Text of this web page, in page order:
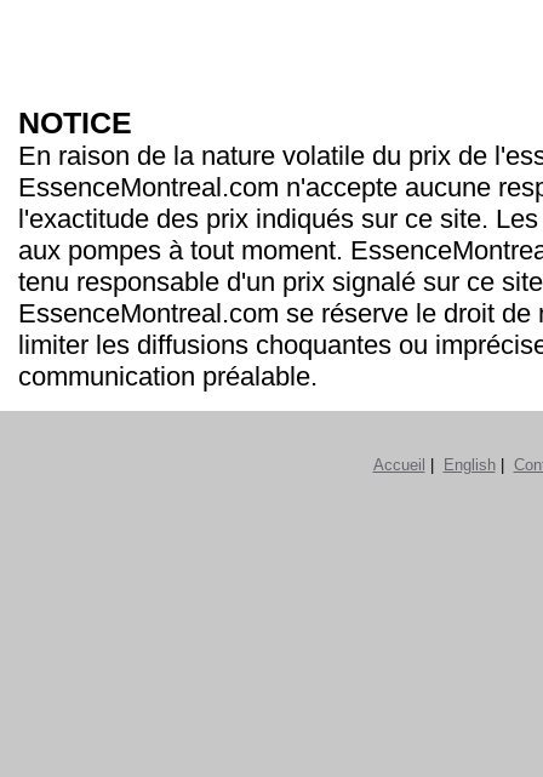
NOTICE
En raison de la nature volatile du prix de
EssenceMontreal.com n'accepte aucune
l'exactitude des prix indiqués sur ce site.
aux pompes à tout moment.
tenu responsable d'un prix signalé sur ce
EssenceMontreal.com se réserve le droit de
limiter les diffusions choquantes ou
communication préalable.
Accueil English|